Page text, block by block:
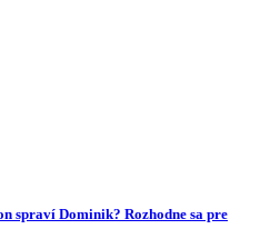
spraví Dominik? Rozhodne sa pre